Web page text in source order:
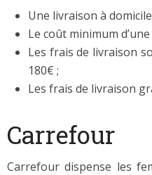
Une livraison à
Le coût minimum
Les frais de livraison
180€ ;
Les frais de livraison
Carrefour
Carrefour dispense les